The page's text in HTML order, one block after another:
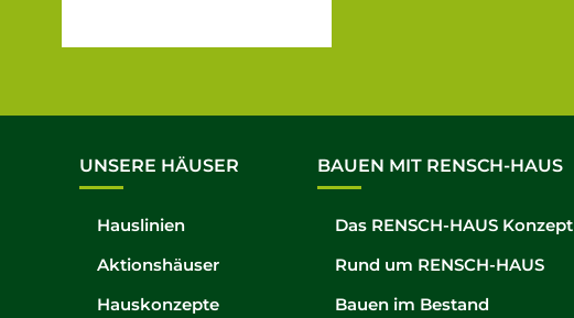
UNSERE HÄUSER
Hauslinien
Aktionshäuser
Hauskonzepte
BAUEN MIT RENSCH-HAUS
Das RENSCH-HAUS Konzept
Rund um RENSCH-HAUS
Bauen im Bestand